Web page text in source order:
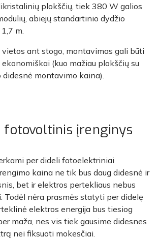
plokščių, tiek 380 W galios
abiejų standartinio dydžio
m.
vietos ant stogo, montavimas gali būti
(kuo mažiau plokščių su
didesnė montavimo kaina).
fotovoltinis įrenginys
per dideli fotoelektriniai
kaina ne tik bus daug didesnė ir
bet ir elektros pertekliaus nebus
Todėl nėra prasmės statyti per didelę
elektros energija bus tiesiog
maža, nes vis tiek gausime didesnes
nei fiksuoti mokesčiai.